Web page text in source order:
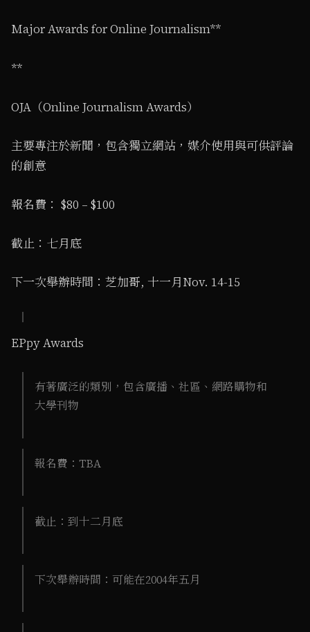
Major Awards for Online Journalism**
**
OJA（Online Journalism Awards）
主要專注於新聞，包含獨立網站，媒介使用與可供評論
的創意
報名費： $80 – $100
截止：七月底
下一次舉辦時間：芝加哥, 十一月Nov. 14-15
EPpy Awards
有著廣泛的類別，包含廣播、社區、網路購物和
大學刊物
報名費：TBA
截止：到十二月底
下次舉辦時間：可能在2004年五月